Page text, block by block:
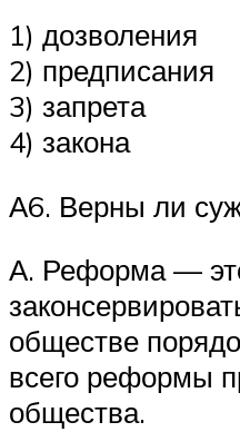
1) дозволения
2) предписания
3) запрета
4) закона
А6. Верны ли
А. Реформа —
обществе
всего реформы
общества.